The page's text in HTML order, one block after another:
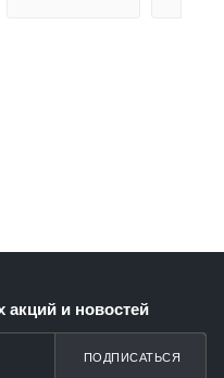
акций и новостей
ПОДПИСАТЬСЯ